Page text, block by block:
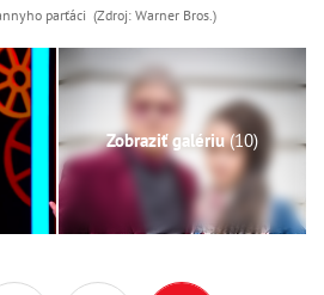
parťáci (Zdroj: Warner Bros.)
Zobraziť galériu(10)